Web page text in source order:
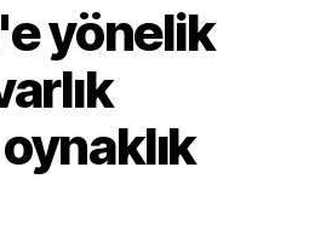
yönelik